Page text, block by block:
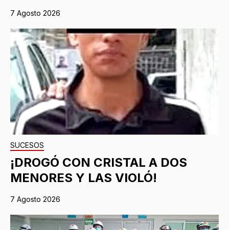
7 Agosto 2026
SUCESOS
¡DROGÓ CON CRISTAL A DOS
MENORES Y LAS VIOLÓ!
7 Agosto 2026